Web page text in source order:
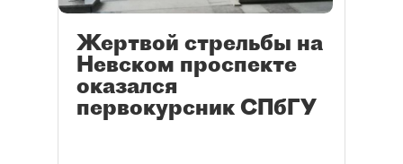
Жертвой стрельбы на
Невском проспекте
оказался
первокурсник СПбГУ